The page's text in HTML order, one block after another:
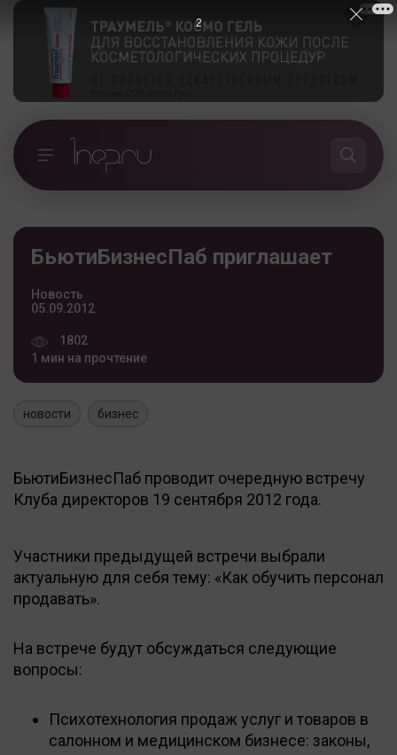
БьютиБизнесПаб приглашает
Новость
05.09.2012
1802
1 мин на прочтение
новости бизнес
БьютиБизнесПаб проводит очередную встречу
Клуба директоров 19 сентября 2012 года.
Участники предыдущей встречи выбрали
актуальную для себя тему: «Как обучить персонал
продавать».
На встрече будут обсуждаться следующие
вопросы:
Психотехнология продаж услуг и товаров в
салонном и медицинском бизнесе: законы,
1